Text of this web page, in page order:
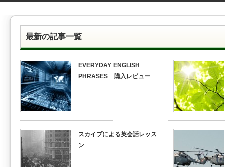
最新の記事一覧
EVERYDAY ENGLISH
PHRASES 購入レビュー
スカイプによる英会話レッス
ン